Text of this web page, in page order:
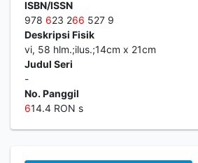
ISBN/ISSN
978 623 266 527 9
Deskripsi Fisik
vi, 58 hlm.;ilus.;14cm x 21cm
Judul Seri
-
No. Panggil
614.4 RON s